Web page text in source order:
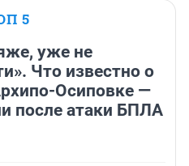
5
уже не
Что известно о
Осиповке —
после атаки БПЛА